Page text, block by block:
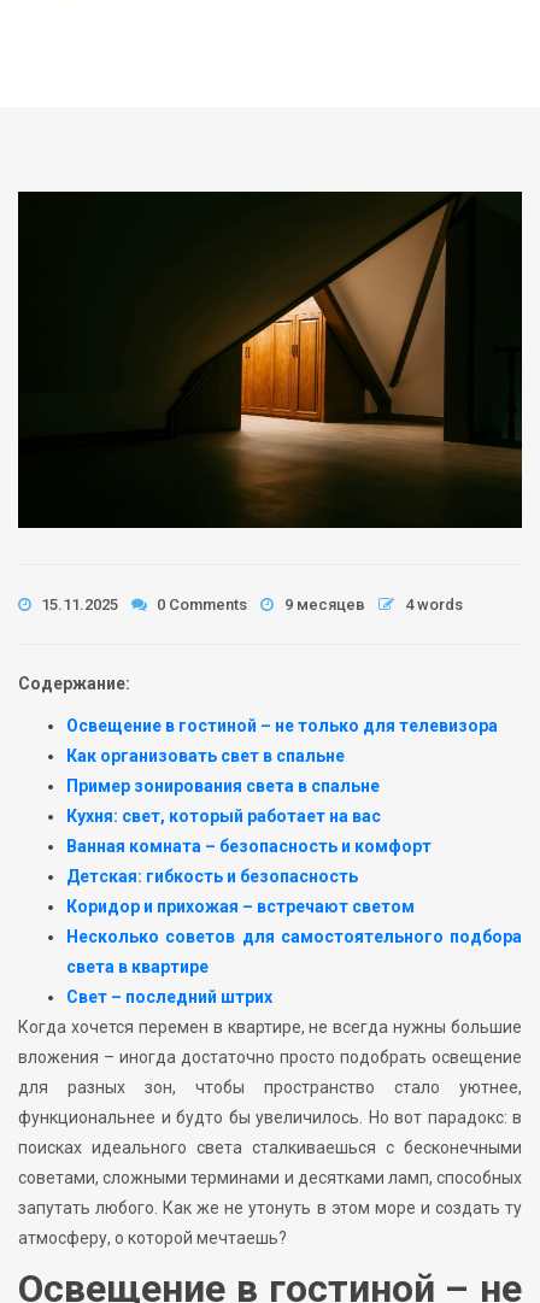
15.11.2025 0 Comments 9 месяцев 4 words
Содержание:
Освещение в гостиной – не только для телевизора
Как организовать свет в спальне
Пример зонирования света в спальне
Кухня: свет, который работает на вас
Ванная комната – безопасность и комфорт
Детская: гибкость и безопасность
Коридор и прихожая – встречают светом
Несколько советов для самостоятельного подбора
света в квартире
Свет – последний штрих
Когда хочется перемен в квартире, не всегда нужны большие
вложения – иногда достаточно просто подобрать освещение
для разных зон, чтобы пространство стало уютнее,
функциональнее и будто бы увеличилось. Но вот парадокс: в
поисках идеального света сталкиваешься с бесконечными
советами, сложными терминами и десятками ламп, способных
запутать любого. Как же не утонуть в этом море и создать ту
атмосферу, о которой мечтаешь?
Освещение в гостиной – не